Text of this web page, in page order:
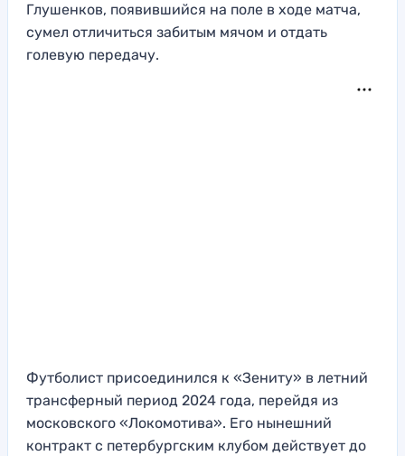
Глушенков, появившийся на поле в ходе матча,
сумел отличиться забитым мячом и отдать
голевую передачу.
Футболист присоединился к «Зениту» в летний
трансферный период 2024 года, перейдя из
московского «Локомотива». Его нынешний
контракт с петербургским клубом действует до